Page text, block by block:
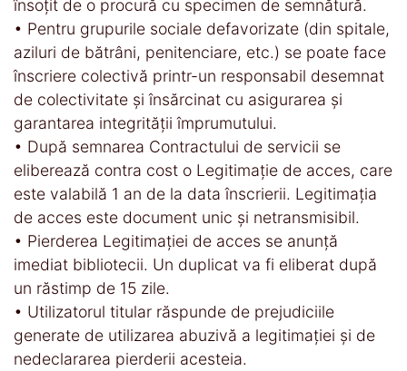
însoţit de o procură cu specimen de semnătură.
• Pentru grupurile sociale defavorizate (din spitale,
aziluri de bătrâni, penitenciare, etc.) se poate face
înscriere colectivă printr-un responsabil desemnat
de colectivitate şi însărcinat cu asigurarea şi
garantarea integrităţii împrumutului.
• După semnarea Contractului de servicii se
eliberează contra cost o Legitimaţie de acces, care
este valabilă 1 an de la data înscrierii. Legitimaţia
de acces este document unic și netransmisibil.
• Pierderea Legitimaţiei de acces se anunţă
imediat bibliotecii. Un duplicat va fi eliberat după
un răstimp de 15 zile.
• Utilizatorul titular răspunde de prejudiciile
generate de utilizarea abuzivă a legitimaţiei şi de
nedeclararea pierderii acesteia.